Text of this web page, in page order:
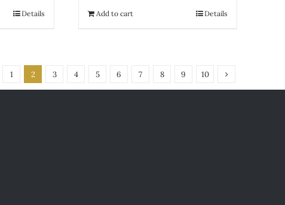
Details Add to cart Details
1 2 3 4 5 6 7 8 9 10